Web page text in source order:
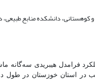
دانشکده منابع طبیعی،
فرامدل هیبریدی سه‌گانه